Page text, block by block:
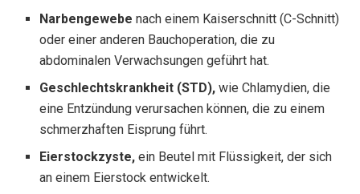
Narbengewebe nach einem Kaiserschnitt (C-Schnitt)
oder einer anderen Bauchoperation, die zu
abdominalen Verwachsungen geführt hat.
Geschlechtskrankheit (STD), wie Chlamydien, die
eine Entzündung verursachen können, die zu einem
schmerzhaften Eisprung führt.
Eierstockzyste,ein Beutel mit Flüssigkeit, der sich
an einem Eierstock entwickelt.